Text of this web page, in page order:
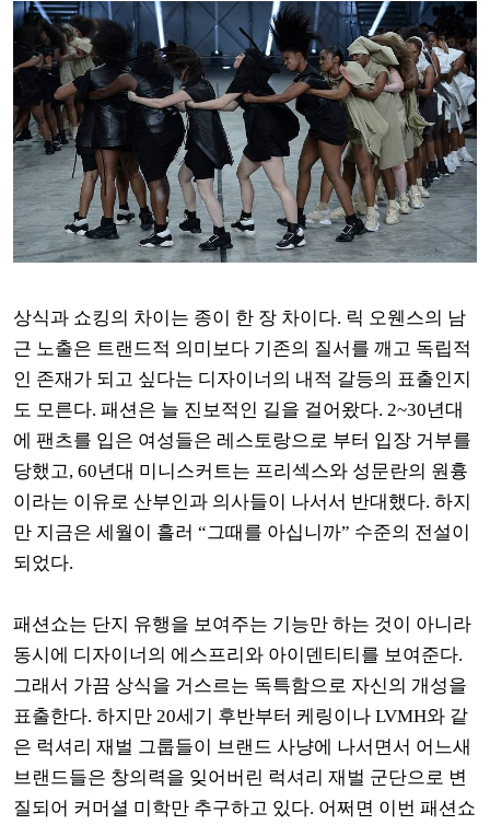
상식과 쇼킹의 차이는 종이 한 장 차이다. 릭 오웬스의 남
근 노출은 트랜드적 의미보다 기존의 질서를 깨고 독립적
인 존재가 되고 싶다는 디자이너의 내적 갈등의 표출인지
도 모른다. 패션은 늘 진보적인 길을 걸어왔다. 2~30년대
에 팬츠를 입은 여성들은 레스토랑으로 부터 입장 거부를
당했고, 60년대 미니스커트는 프리섹스와 성문란의 원흉
이라는 이유로 산부인과 의사들이 나서서 반대했다. 하지
만 지금은 세월이 흘러 “그때를 아십니까” 수준의 전설이
되었다.
패션쇼는 단지 유행을 보여주는 기능만 하는 것이 아니라
동시에 디자이너의 에스프리와 아이덴티티를 보여준다.
그래서 가끔 상식을 거스르는 독특함으로 자신의 개성을
표출한다. 하지만 20세기 후반부터 케링이나 LVMH와 같
은 럭셔리 재벌 그룹들이 브랜드 사냥에 나서면서 어느새
브랜드들은 창의력을 잊어버린 럭셔리 재벌 군단으로 변
질되어 커머셜 미학만 추구하고 있다. 어쩌면 이번 패션쇼